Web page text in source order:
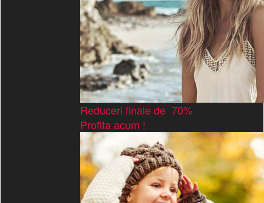
Reduceri finale de 70%
Profita acum !